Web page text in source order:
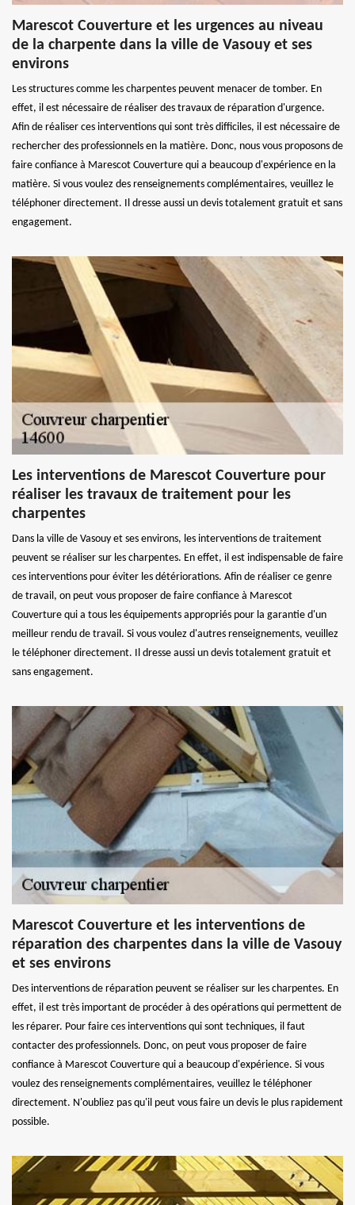
Marescot Couverture et les urgences au niveau
de la charpente dans la ville de Vasouy et ses
environs
Les structures comme les charpentes peuvent menacer de tomber. En
effet, il est nécessaire de réaliser des travaux de réparation d'urgence.
Afin de réaliser ces interventions qui sont très difficiles, il est nécessaire de
rechercher des professionnels en la matière. Donc, nous vous proposons de
faire confiance à Marescot Couverture qui a beaucoup d'expérience en la
matière. Si vous voulez des renseignements complémentaires, veuillez le
téléphoner directement. Il dresse aussi un devis totalement gratuit et sans
engagement.
Les interventions de Marescot Couverture pour
réaliser les travaux de traitement pour les
charpentes
Dans la ville de Vasouy et ses environs, les interventions de traitement
peuvent se réaliser sur les charpentes. En effet, il est indispensable de faire
ces interventions pour éviter les détériorations. Afin de réaliser ce genre
de travail, on peut vous proposer de faire confiance à Marescot
Couverture qui a tous les équipements appropriés pour la garantie d'un
meilleur rendu de travail. Si vous voulez d'autres renseignements, veuillez
le téléphoner directement. Il dresse aussi un devis totalement gratuit et
sans engagement.
Marescot Couverture et les interventions de
réparation des charpentes dans la ville de Vasouy
et ses environs
Des interventions de réparation peuvent se réaliser sur les charpentes. En
effet, il est très important de procéder à des opérations qui permettent de
les réparer. Pour faire ces interventions qui sont techniques, il faut
contacter des professionnels. Donc, on peut vous proposer de faire
confiance à Marescot Couverture qui a beaucoup d'expérience. Si vous
voulez des renseignements complémentaires, veuillez le téléphoner
directement. N'oubliez pas qu'il peut vous faire un devis le plus rapidement
possible.